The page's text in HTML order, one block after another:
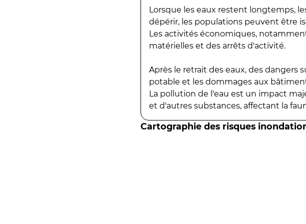
Lorsque les eaux restent longtemps,
dépérir, les populations peuvent être
Les activités économiques,
matérielles et des arrêts d'activité.
Après le retrait des eaux, des dangers
potable et les dommages aux
La pollution de l'eau est un impact
et d'autres substances, affectant la
Cartographie des risques